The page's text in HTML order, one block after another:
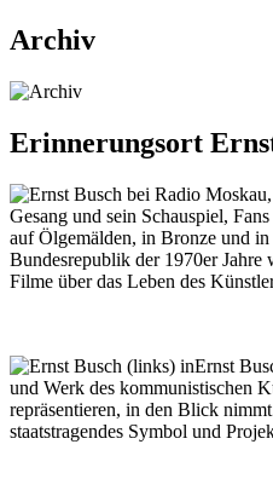
Archiv
Erinnerungsort
Gesang und sein Schauspiel,
auf Ölgemälden, in Bronze und
Bundesrepublik der 1970er Jahre
Filme über das Leben des
Ernst
und Werk des kommunistischen
repräsentieren, in den Blick
staatstragendes Symbol und